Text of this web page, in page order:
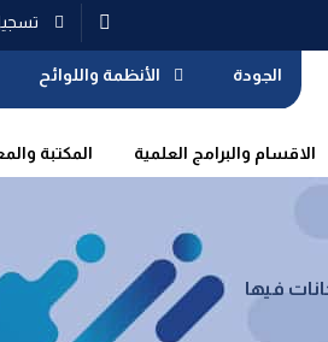
الجودة الأنظمة واللوائح
الاقسام والبرامج العلمية المكتبة
فيها